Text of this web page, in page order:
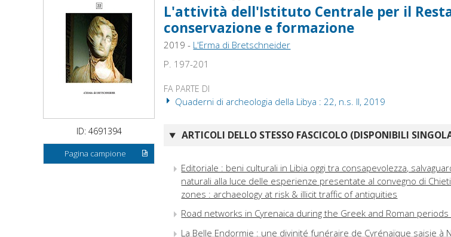
ID: 4691394
Pagina campione
L'attività dell'Istituto Centrale per il
conservazione e formazione
2019 - L'Erma di Bretschneider
P. 197-201
FA PARTE DI
Quaderni di archeologia della Libya : 22, n.s. II, 2019
ARTICOLI DELLO STESSO FASCICOLO (DISPONIBILI
Editoriale : beni culturali in Libia oggi tra consapevolezza,
naturali alla luce delle esperienze presentate al convegno di
zones : archaeology at risk & illicit traffic of antiquities
Road networks in Cyrenaica during the Greek and Roman
La Belle Endormie : une divinité funéraire de Cyrénaïque saisie à